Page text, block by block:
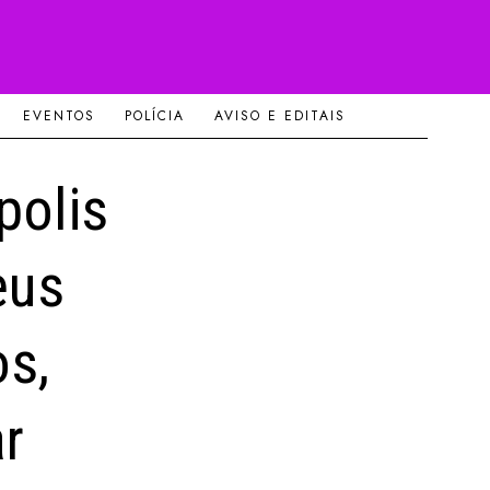
EVENTOS POLÍCIA AVISO E EDITAIS